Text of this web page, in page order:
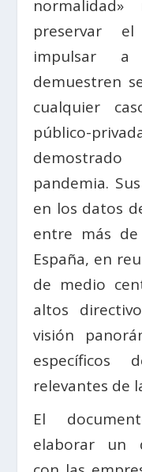
preservar
impulsar
demuestren
cualquier
público-
pandemia.
en los datos
entre más
España, en
de medio
altos
visión
específicos
relevantes de
El
elaborar un